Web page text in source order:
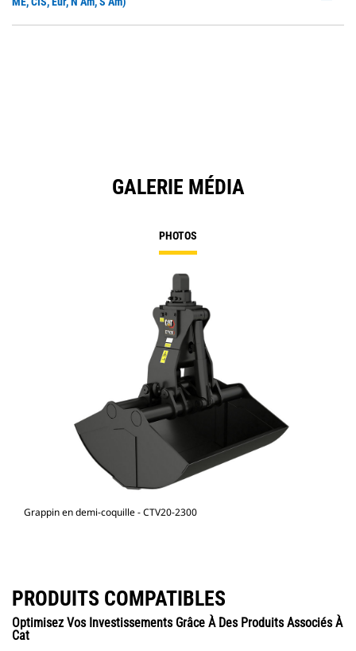
GALERIE MÉDIA
PHOTOS
Grappin en demi-coquille - CTV20-2300
PRODUITS COMPATIBLES
Optimisez Vos Investissements Grâce À Des Produits Associés À
Cat